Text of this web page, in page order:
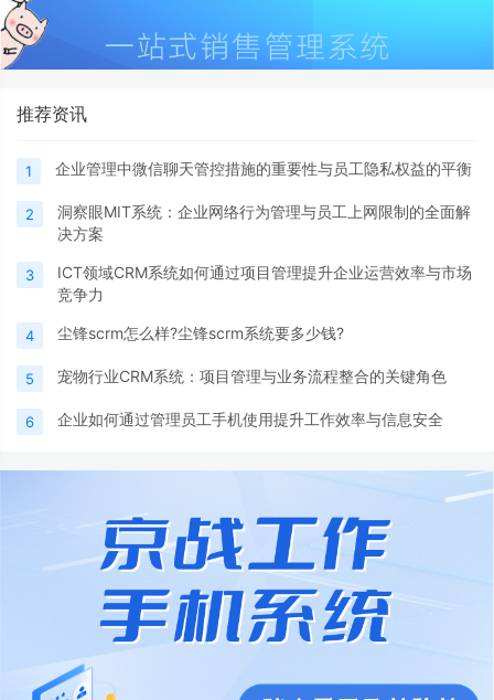
推荐资讯
1 企业管理中微信聊天管控措施的重要性与员工隐私权益的平衡
2
洞察眼MIT系统：企业网络行为管理与员工上网限制的全面解
决方案
3
ICT领域CRM系统如何通过项目管理提升企业运营效率与市场
竞争力
4 尘锋scrm怎么样?尘锋scrm系统要多少钱?
5 宠物行业CRM系统：项目管理与业务流程整合的关键角色
6 企业如何通过管理员工手机使用提升工作效率与信息安全